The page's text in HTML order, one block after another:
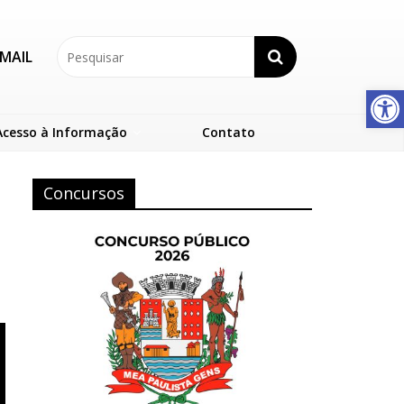
Abrir a barra de ferramentas
à Informação Contato
Concursos